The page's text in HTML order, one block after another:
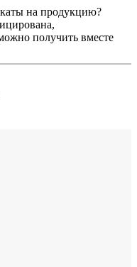
на продукцию?
получить вместе